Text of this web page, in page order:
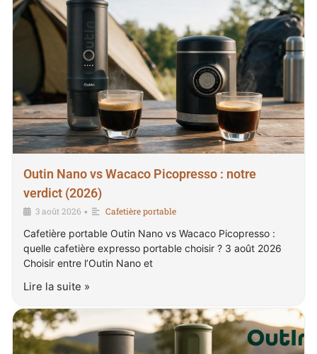
Outin Nano vs Wacaco Picopresso : notre
verdict (2026)
3 août 2026 • Cafetière portable
Cafetière portable Outin Nano vs Wacaco Picopresso :
quelle cafetière expresso portable choisir ? 3 août 2026
Choisir entre l’Outin Nano et
Lire la suite »